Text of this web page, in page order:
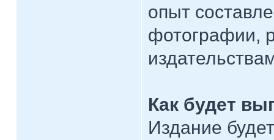
опыт
фотографии,
Как будет
Издание